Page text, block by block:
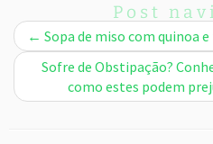
Post
← Sopa de miso com quinoa
Sofre de Obstipação?
como estes podem